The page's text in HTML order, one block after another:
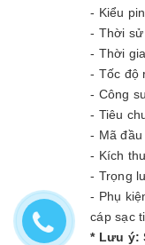
- Kiểu
- Thời
- Thời
- Tốc độ
- Công
- Tiêu
- Mã đầu
- Kích
- Trọng
- Phụ
cáp sạc
* Lưu ý: